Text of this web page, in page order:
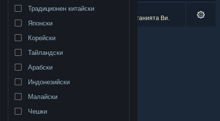
Смяна на езика
Традиционен китайски
Японски
Корейски
Тайландски
Арабски
Индонезийски
Малайски
Чешки
0 резултата съответстват на търсенето Ви.
2 заглавия бяха изключени спрямо предпочитанията Ви.